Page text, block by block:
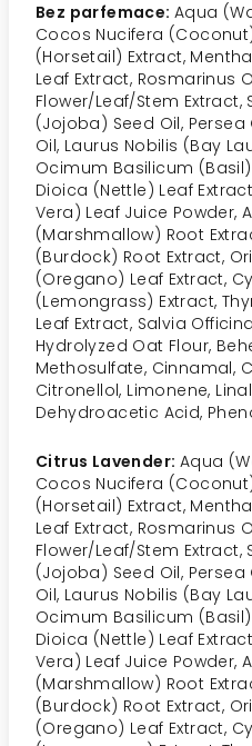
Bez parfemace: Aqua
Cocos Nucifera
(Horsetail) Extract,
Leaf Extract, Rosmarinus
Flower/Leaf/Stem
(Jojoba) Seed Oil,
Oil, Laurus Nobilis (Bay
Ocimum Basilicum
Dioica (Nettle) Leaf
Vera) Leaf Juice Powder,
(Marshmallow) Root
(Burdock) Root Extract,
(Oregano) Leaf Extract,
(Lemongrass) Extract,
Leaf Extract, Salvia
Hydrolyzed Oat Flour,
Methosulfate, Cinnamal,
Citronellol, Limonene,
Dehydroacetic Acid,
Citrus Lavender: Aqua
Cocos Nucifera
(Horsetail) Extract,
Leaf Extract, Rosmarinus
Flower/Leaf/Stem
(Jojoba) Seed Oil,
Oil, Laurus Nobilis (Bay
Ocimum Basilicum
Dioica (Nettle) Leaf
Vera) Leaf Juice Powder,
(Marshmallow) Root
(Burdock) Root Extract,
(Oregano) Leaf Extract,